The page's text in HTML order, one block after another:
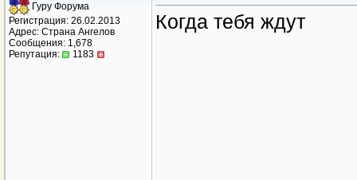
Гуру Форума
Регистрация: 26.02.2013
Адрес: Страна Ангелов
Сообщения: 1,678
Репутация:
1183
Когда тебя ждут